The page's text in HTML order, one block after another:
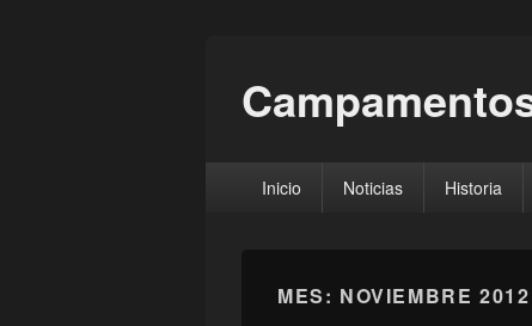
principalInicio Noticias Historia
MES: NOVIEMBRE 2012